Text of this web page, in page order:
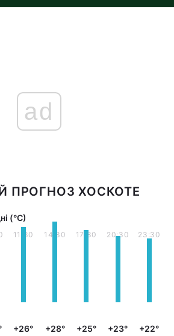
ad
ПРОГНОЗ ХОСКОТЕ
(°С)
11:30
+26°
14:30
+28°
17:30
+25°
20:30
+23°
23:30
+22°